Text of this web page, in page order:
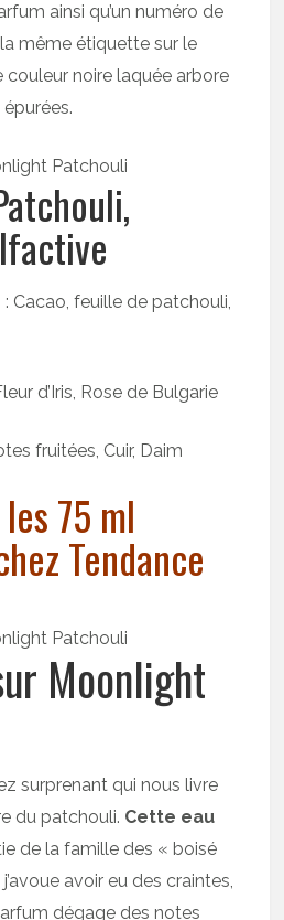
ainsi qu’un numéro de
même étiquette sur le
couleur noire laquée arbore
: Cacao, feuille de patchouli,
d’Iris, Rose de Bulgarie
fruitées, Cuir, Daim
75 ml
Tendance
Moonlight
surprenant qui nous livre
du patchouli. Cette eau
de la famille des « boisé
avoir eu des craintes,
dégage des notes